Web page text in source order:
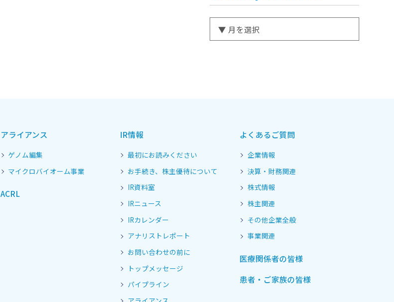
アライアンス
ゲノム編集
マイクロバイオーム事業
ACRL
IR情報
最初にお読みください
お手続き、株主優待について
IR資料室
IRニュース
IRカレンダー
アナリストレポート
お問い合わせの前に
トップメッセージ
パイプライン
よくあるご質問
企業情報
決算・財務関連
株式情報
株主関連
その他企業全般
事業関連
医療関係者の皆様
患者・ご家族の皆様